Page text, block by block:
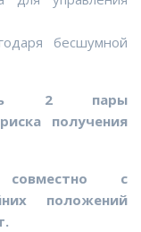
бесшумной
2 пары
получения
совместно с
положений